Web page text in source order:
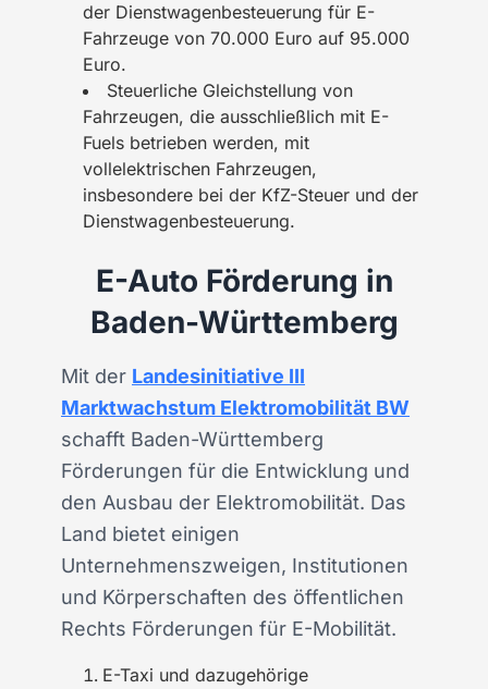
der Dienstwagenbesteuerung für E-
Fahrzeuge von 70.000 Euro auf 95.000
Euro.
Steuerliche Gleichstellung von
Fahrzeugen, die ausschließlich mit E-
Fuels betrieben werden, mit
vollelektrischen Fahrzeugen,
insbesondere bei der KfZ-Steuer und der
Dienstwagenbesteuerung.
E-Auto Förderung in
Baden-Württemberg
Mit der Landesinitiative III
Marktwachstum Elektromobilität BW
schafft Baden-Württemberg
Förderungen für die Entwicklung und
den Ausbau der Elektromobilität. Das
Land bietet einigen
Unternehmenszweigen, Institutionen
und Körperschaften des öffentlichen
Rechts Förderungen für E-Mobilität.
E-Taxi und dazugehörige